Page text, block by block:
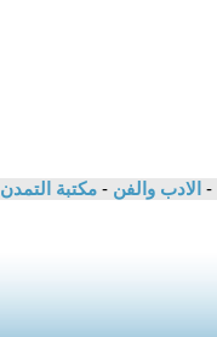
- الادب والفن - مكتبة التمدن